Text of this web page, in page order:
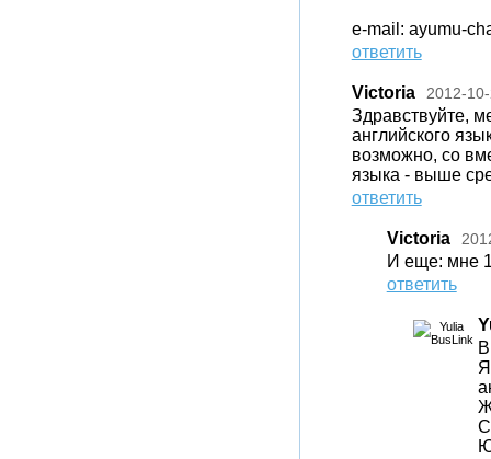
e-mail: ayumu-
ответить
Victoria 2012-
Здравствуйте,
английского
возможно, со
языка - выше
ответить
Victoria
И еще: мне
ответить